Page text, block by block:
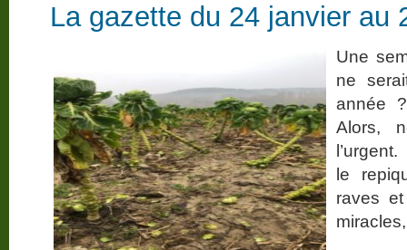
La gazette du 24 janvier au
Une
ne
année
Alors,
le
raves